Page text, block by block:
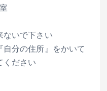
いで下さい
分の住所』をかいて
ください